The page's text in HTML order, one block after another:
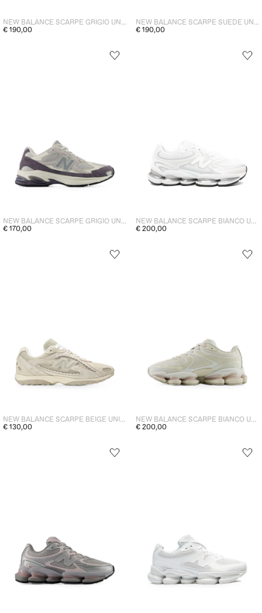
NEW BALANCE SCARPE GRIGIO UNISEX
€ 190,00
NEW BALANCE SCARPE SUEDE UNISEX
€ 190,00
NEW BALANCE SCARPE GRIGIO UNISEX
€ 170,00
NEW BALANCE SCARPE BIANCO UNISEX
€ 200,00
NEW BALANCE SCARPE BEIGE UNISEX
€ 130,00
NEW BALANCE SCARPE BIANCO UNISEX
€ 200,00